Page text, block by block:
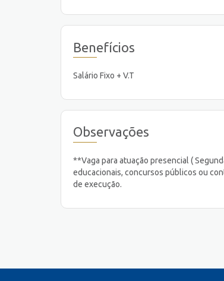
Benefícios
Salário Fixo + V.T
Observações
**Vaga para atuação presencial (
educacionais, concursos públicos ou
de execução.